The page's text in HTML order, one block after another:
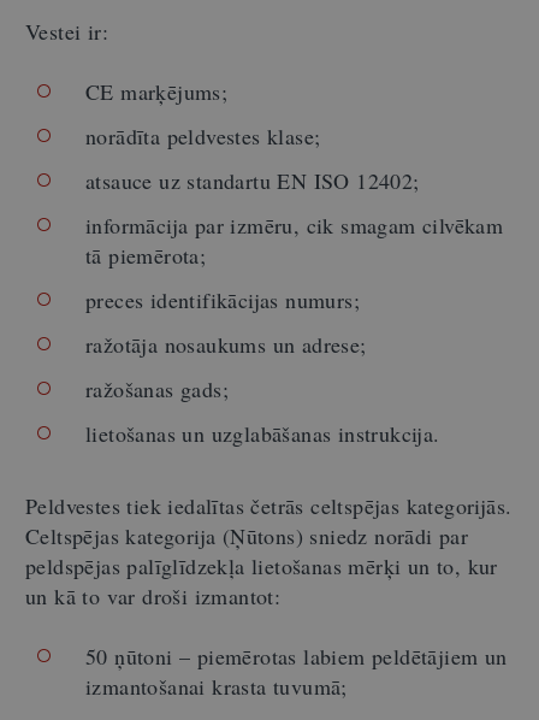
Vestei ir:
CE marķējums;
norādīta peldvestes klase;
atsauce uz standartu EN ISO 12402;
informācija par izmēru, cik smagam cilvēkam
tā piemērota;
preces identifikācijas numurs;
ražotāja nosaukums un adrese;
ražošanas gads;
lietošanas un uzglabāšanas instrukcija.
Peldvestes tiek iedalītas četrās celtspējas kategorijās.
Celtspējas kategorija (Ņūtons) sniedz norādi par
peldspējas palīglīdzekļa lietošanas mērķi un to, kur
un kā to var droši izmantot:
50 ņūtoni – piemērotas labiem peldētājiem un
izmantošanai krasta tuvumā;